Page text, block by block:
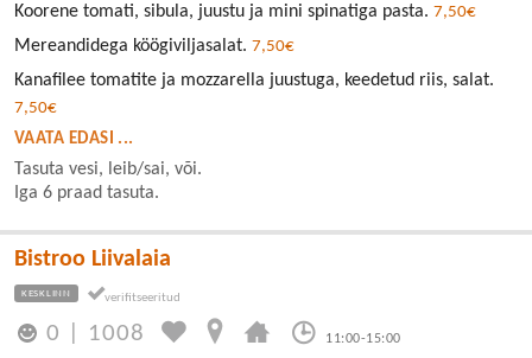
Koorene tomati, sibula, juustu ja mini spinatiga pasta. 7,50€
Mereandidega köögiviljasalat. 7,50€
Kanafilee tomatite ja mozzarella juustuga, keedetud riis, salat.
7,50€
VAATA EDASI ...
Tasuta vesi, leib/sai, või.
Iga 6 praad tasuta.
Bistroo Liivalaia
KESKLINN
0 1008 11:00-15:00